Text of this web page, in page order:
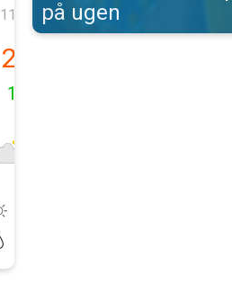
marți, 11.08
11.08
23
11
på ugen